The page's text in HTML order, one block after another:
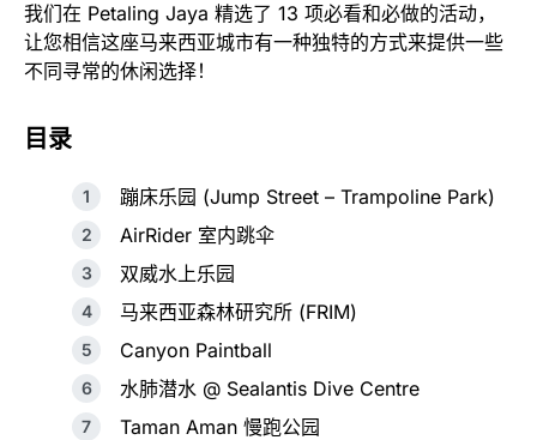
我们在 Petaling Jaya 精选了 13 项必看和必做的活动，
让您相信这座马来西亚城市有一种独特的方式来提供一些
不同寻常的休闲选择！
目录
蹦床乐园 (Jump Street – Trampoline Park)
AirRider 室内跳伞
双威水上乐园
马来西亚森林研究所 (FRIM)
Canyon Paintball
水肺潜水 @ Sealantis Dive Centre
Taman Aman 慢跑公园